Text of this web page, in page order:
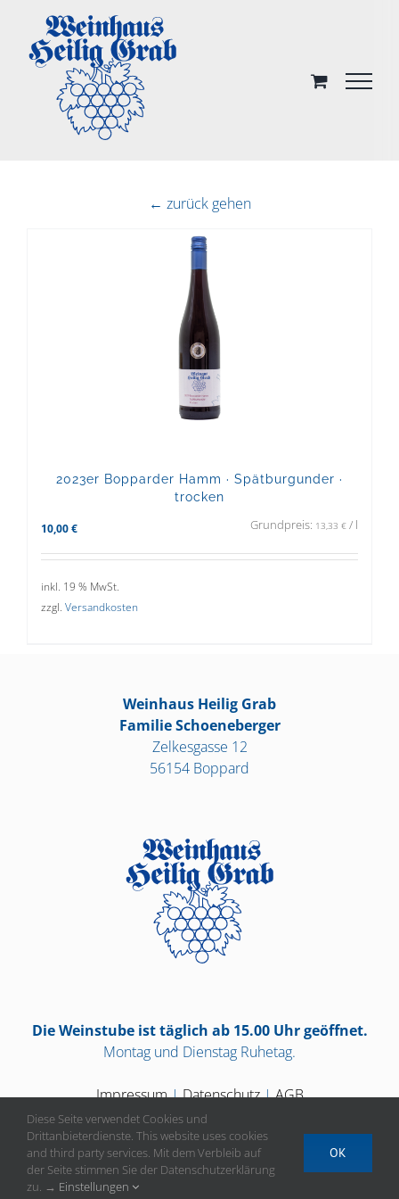
content
← zurück gehen
2023er Bopparder Hamm · Spätburgunder ·
trocken
10,00 € Grundpreis: 13,33 € / l
inkl. 19 % MwSt.
zzgl. Versandkosten
Weinhaus Heilig Grab
Familie Schoeneberger
Zelkesgasse 12
56154 Boppard
Die Weinstube ist täglich ab 15.00 Uhr geöffnet.
Montag und Dienstag Ruhetag.
Impressum|Datenschutz|AGB
Diese Seite verwendet Cookies und
Drittanbieterdienste. This website uses cookies
and third party services. Mit dem Verbleib auf
der Seite stimmen Sie der Datenschutzerklärung
zu. → Einstellungen
OK